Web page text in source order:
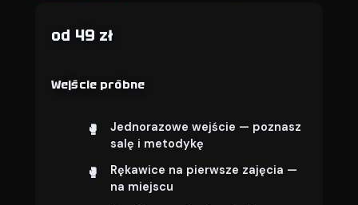
od 49 zł
Wejście próbne
Jednorazowe wejście — poznasz
salę i metodykę
Rękawice na pierwsze zajęcia —
na miejscu